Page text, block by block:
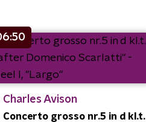
Charles Avison
Concerto grosso nr.5 in d kl.t.